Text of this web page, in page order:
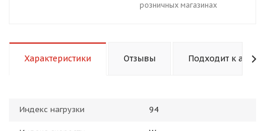
розничных магазинах
Характеристики Отзывы Подходит к авто
Индекс нагрузки 94